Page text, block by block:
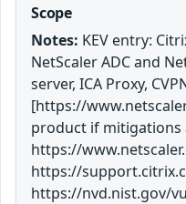
Scope
Notes: KEV entry:
NetScaler ADC and
server, ICA Proxy,
[https://
product if mitigations
https://
https://
https://nvd.nist.gov/